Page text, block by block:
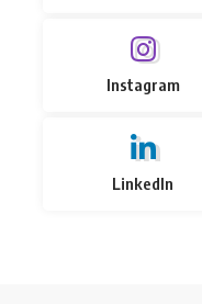
Instagram
LinkedIn